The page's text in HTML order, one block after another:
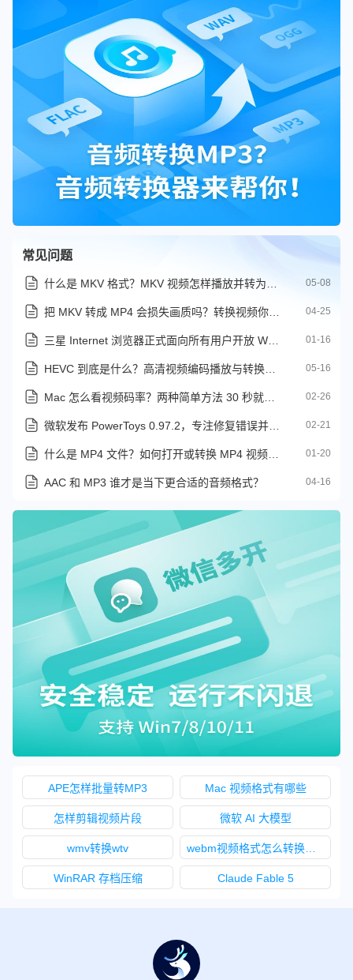
常见问题
什么是 MKV 格式？MKV 视频怎样播放并转为其它格式 05-08
把 MKV 转成 MP4 会损失画质吗？转换视频你需要注意这些 04-25
三星 Internet 浏览器正式面向所有用户开放 Windows 版本 01-16
HEVC 到底是什么？高清视频编码播放与转换的详细解读 05-16
Mac 怎么看视频码率？两种简单方法 30 秒就能搞定！ 02-26
微软发布 PowerToys 0.97.2，专注修复错误并提升稳定性 02-21
什么是 MP4 文件？如何打开或转换 MP4 视频格式 01-20
AAC 和 MP3 谁才是当下更合适的音频格式？ 04-16
APE怎样批量转MP3 Mac 视频格式有哪些
怎样剪辑视频片段 微软 AI 大模型
wmv转换wtv webm视频格式怎么转换成3gp格式
WinRAR 存档压缩 Claude Fable 5